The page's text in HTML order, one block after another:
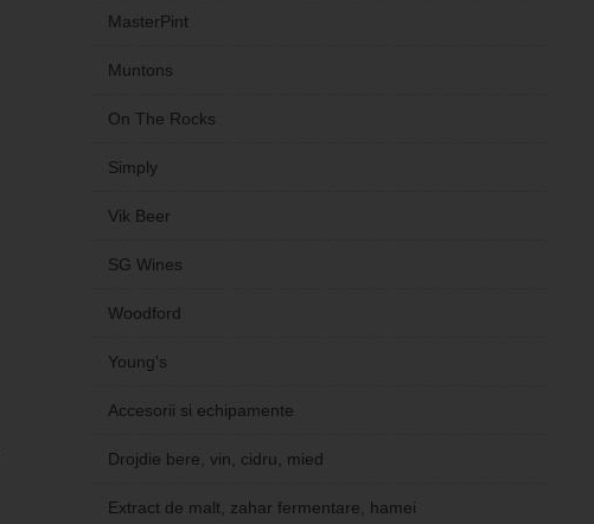
MasterPint
Muntons
On The Rocks
Simply
Vik Beer
SG Wines
Woodford
Young's
Accesorii si echipamente
Drojdie bere, vin, cidru, mied
Extract de malt, zahar fermentare, hamei